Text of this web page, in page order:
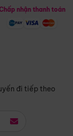
đi tiếp theo
nhận thanh toán